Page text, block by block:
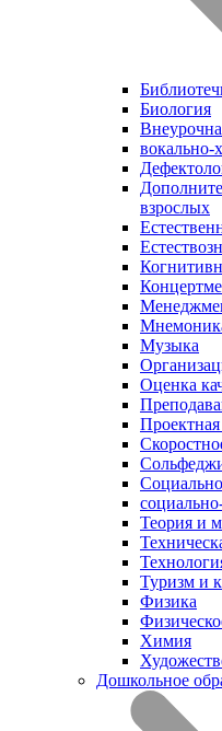
Биология
взрослых
Музыка
Оценка
Проектная
Теория и
Туризм и
Физика
Химия
Дошкольное